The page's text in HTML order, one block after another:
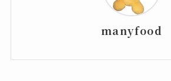
manyfood